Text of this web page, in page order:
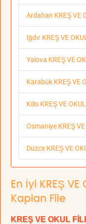
Ardahan KREŞ VE
Iğdır KREŞ VE
Yalova KREŞ VE
Karabük KREŞ VE
Kilis KREŞ VE
Osmaniye KREŞ
Düzce KREŞ VE
En İyi KREŞ VE
Kaplan File
KREŞ VE OKUL